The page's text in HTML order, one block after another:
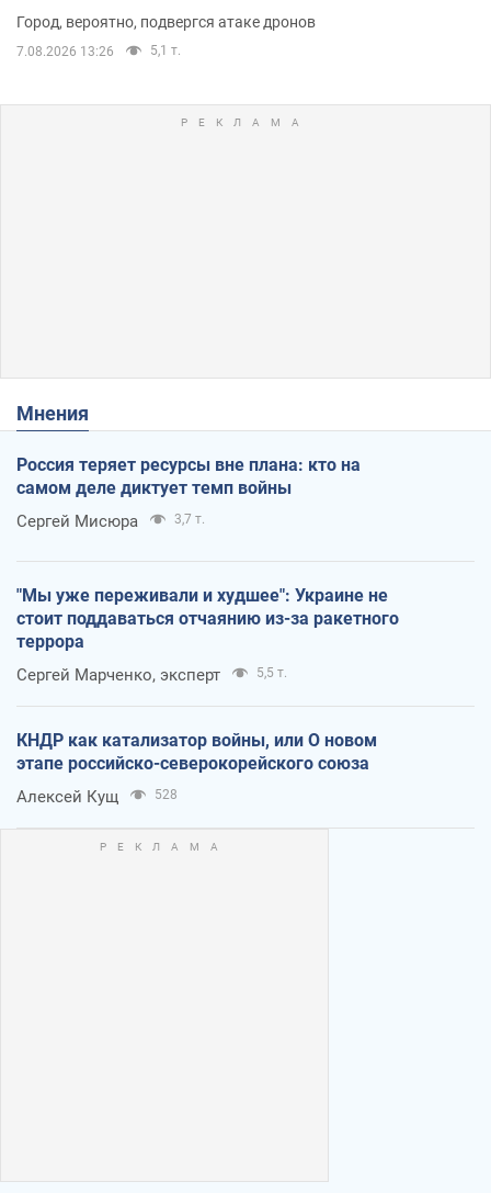
Город, вероятно, подвергся атаке дронов
7.08.2026 13:26 5,1 т.
Мнения
Россия теряет ресурсы вне плана: кто на
самом деле диктует темп войны
Сергей Мисюра 3,7 т.
"Мы уже переживали и худшее": Украине не
стоит поддаваться отчаянию из-за ракетного
террора
Сергей Марченко, эксперт 5,5 т.
КНДР как катализатор войны, или О новом
этапе российско-северокорейского союза
Алексей Кущ 528